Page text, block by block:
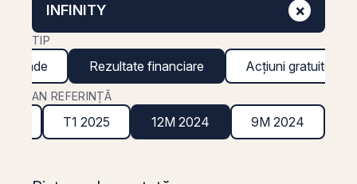
INFINITY ×
TIP
Rezultate financiare Acțiuni gratuite
AN REFERINȚĂ
T1 2025 12M 2024 9M 2024